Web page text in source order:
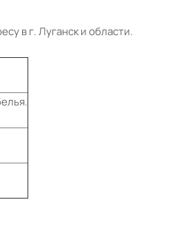
в г. Луганск и области.